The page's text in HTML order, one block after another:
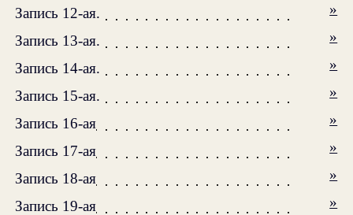
Запись 12-ая.
»
Запись 13-ая.
»
Запись 14-ая.
»
Запись 15-ая.
»
Запись 16-ая
»
Запись 17-ая
»
Запись 18-ая
»
Запись 19-ая
»